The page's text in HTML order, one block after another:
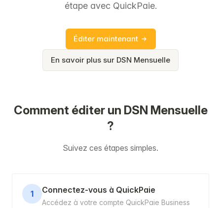
étape avec QuickPaie.
Éditer maintenant
En savoir plus sur DSN Mensuelle
Comment éditer un DSN Mensuelle
?
Suivez ces étapes simples.
1 Connectez-vous à QuickPaie
Accédez à votre compte QuickPaie Business